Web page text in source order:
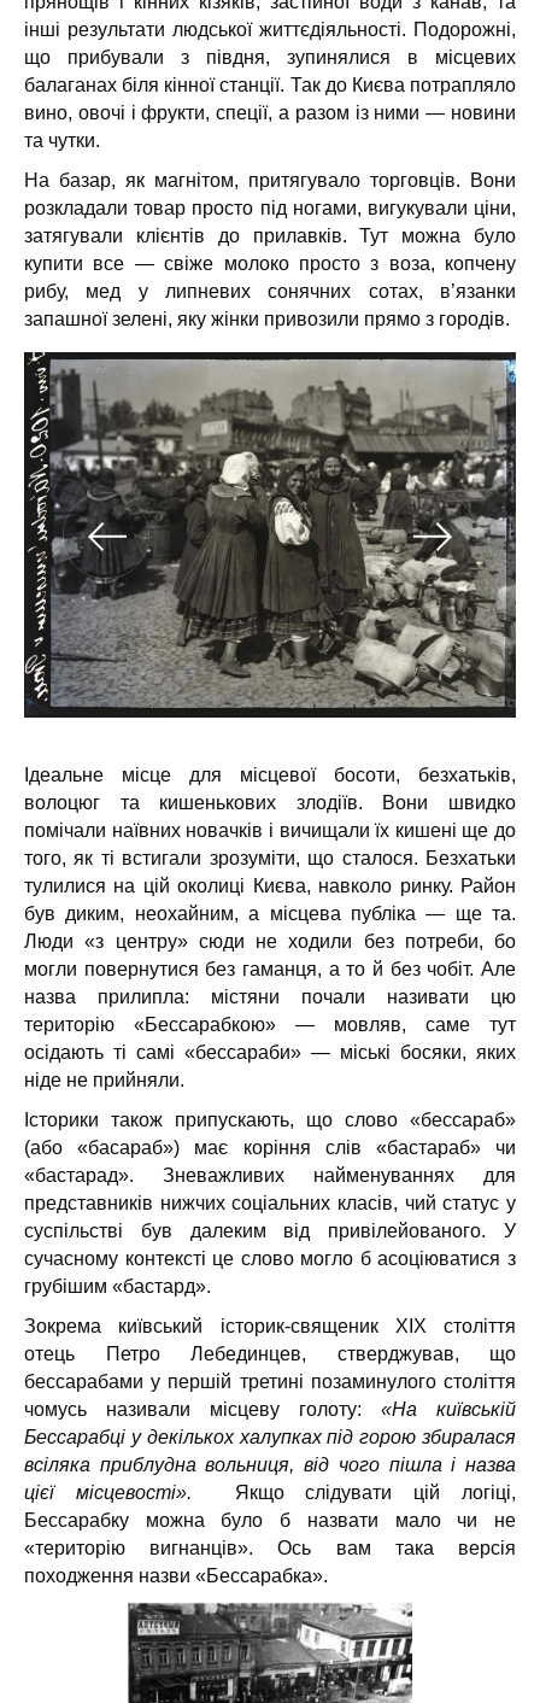
інші результати людської життєдіяльності. Подорожні,
що прибували з півдня, зупинялися в місцевих
балаганах біля кінної станції. Так до Києва потрапляло
вино, овочі і фрукти, спеції, а разом із ними — новини
та чутки.
На базар, як магнітом, притягувало торговців. Вони
розкладали товар просто під ногами, вигукували ціни,
затягували клієнтів до прилавків. Тут можна було
купити все — свіже молоко просто з воза, копчену
рибу, мед у липневих сонячних сотах, в’язанки
запашної зелені, яку жінки привозили прямо з городів.
Ідеальне місце для місцевої босоти, безхатьків,
волоцюг та кишенькових злодіїв. Вони швидко
помічали наївних новачків і вичищали їх кишені ще до
того, як ті встигали зрозуміти, що сталося. Безхатьки
тулилися на цій околиці Києва, навколо ринку. Район
був диким, неохайним, а місцева публіка — ще та.
Люди «з центру» сюди не ходили без потреби, бо
могли повернутися без гаманця, а то й без чобіт. Але
назва прилипла: містяни почали називати цю
територію «Бессарабкою» — мовляв, саме тут
осідають ті самі «бессараби» — міські босяки, яких
ніде не прийняли.
Історики також припускають, що слово «бессараб»
(або «басараб») має коріння слів «бастараб» чи
«бастарад». Зневажливих найменуваннях для
представників нижчих соціальних класів, чий статус у
суспільстві був далеким від привілейованого. У
сучасному контексті це слово могло б асоціюватися з
грубішим «бастард».
Зокрема київський історик-священик XIX століття
отець Петро Лебединцев, стверджував, що
бессарабами у першій третині позаминулого століття
чомусь називали місцеву голоту: «На київській
Бессарабці у декількох халупках під горою збиралася
всіляка приблудна вольниця, від чого пішла і назва
цієї місцевості».
Якщо слідувати цій логіці,
Бессарабку можна було б назвати мало чи не
«територію вигнанців». Ось вам така версія
походження назви «Бессарабка».